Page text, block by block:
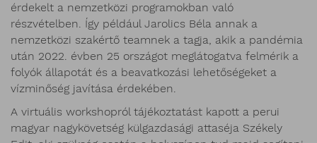
érdekelt a nemzetközi programokban való
részvételben. Így például Jarolics Béla annak a
nemzetközi szakértő teamnek a tagja, akik a pandémia
után 2022. évben 25 országot meglátogatva felmérik a
folyók állapotát és a beavatkozási lehetőségeket a
vízminőség javítása érdekében.
A virtuális workshopról tájékoztatást kapott a perui
magyar nagykövetség külgazdasági attaséja Székely